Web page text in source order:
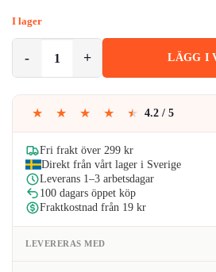
priset
var:
199kr.
I lager
LÄGG I
★ ★ ★ ★ ★ 4.2 / 5
Fri frakt över 299 kr
Direkt från vårt lager i Sverige
Leverans 1–3 arbetsdagar
100 dagars öppet köp
Fraktkostnad från 19 kr
LEVERERAS MED